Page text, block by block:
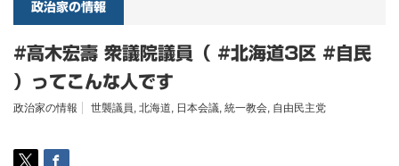
政治家の情報
#高木宏壽 衆議院議員（ #北海道3区 #自民
）ってこんな人です
政治家の情報 世襲議員, 北海道, 日本会議, 統一教会, 自由民主党